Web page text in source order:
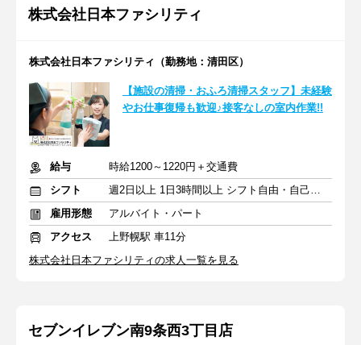
株式会社日本ファシリティ
株式会社日本ファシリティ（勤務地：清田区）
【施設の清掃・おふろ清掃スタッフ】未経験
やお仕事復帰も歓迎♪接客なしの室内作業!!
給与
時給1200～1220円＋交通費
シフト
週2日以上 1日3時間以上 シフト自由・自己申告
雇用形態
アルバイト・パート
アクセス
上野幌駅 車11分
株式会社日本ファシリティの求人一覧を見る
セブンイレブン南9条西3丁目店